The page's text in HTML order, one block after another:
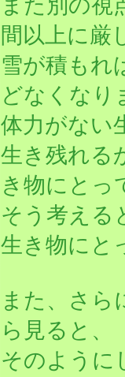
また別の視
間以上に厳
雪が積もれ
どなくなり
体力がない
生き残れる
き物にとっ
そう考える
生き物にと
また、さら
ら見ると、
そのように